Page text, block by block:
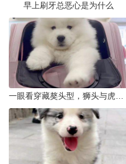
早上刷牙总恶心是为什么